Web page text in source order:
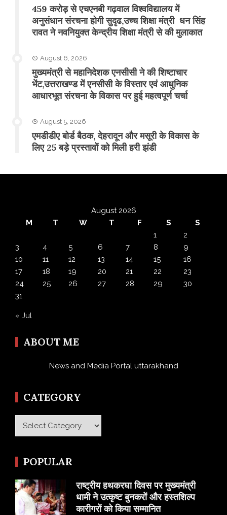
459 करोड़ से एचएनबी गढ़वाल विश्वविद्यालय में
अनुसंधान संरचना होगी सुदृढ,उच्च शिक्षा मंत्री धन सिंह
रावत ने नवनियुक्त केन्द्रीय शिक्षा मंत्री से की मुलाकात
August 6, 2026
मुख्यमंत्री से महानिदेशक एनसीसी ने की शिष्टाचार
भेंट,उत्तराखण्ड में एनसीसी के विस्तार एवं आधुनिक
आधारभूत संरचना के विकास पर हुई महत्वपूर्ण चर्चा
August 5, 2026
एमडीडीए बोर्ड बैठक, देहरादून और मसूरी के विकास के
लिए 25 बड़े प्रस्तावों को मिली हरी झंडी
August 2026
M
T W T F S
S
1
2
3
4 5 6 7 8
9
10
11 12 13 14 15
16
17
18 19 20 21 22
23
24
25 26 27 28 29
30
31
« Jul
ABOUT ME
News and Media Portal uttarakhand
CATEGORY
Category
POPULAR
राष्ट्रीय हथकरघा दिवस पर मुख्यमंत्री
धामी ने उत्कृष्ट बुनकरों और हस्तशिल्प
कारीगरों को किया सम्मानित